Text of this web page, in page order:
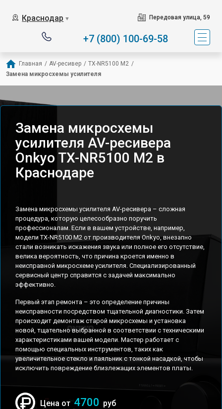
Краснодар ▼ Передовая улица, 59
+7 (800) 100-69-58
Главная / AV-ресивер / TX-NR5100 M2 /
Замена микросхемы усилителя
Замена микросхемы
усилителя AV-ресивера
Onkyo TX-NR5100 M2 в
Краснодаре
Замена микросхемы усилителя AV-ресивера – сложная
процедура, которую целесообразно поручить
профессионалам. Если в вашем устройстве, например,
модели TX-NR5100 M2 от производителя Onkyo, внезапно
стали возникать искажения звука или полное его отсутствие,
велика вероятность, что причина кроется именно в
неисправной микросхеме усилителя. Специализированный
сервисный центр справится с задачей максимально
эффективно.
Первый этап ремонта – это определение причины
неисправности посредством тщательной диагностики. Затем
происходит демонтаж старой микросхемы и установка
новой, тщательно выбранной в соответствии с техническими
характеристиками вашей модели. Мастер работает с
помощью специальных инструментов, таких как
увеличительное стекло и паяльник с тонкой насадкой, чтобы
исключить повреждение близлежащих элементов платы.
Цена от 4700 руб